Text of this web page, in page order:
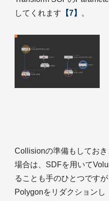
してくれます 【7】 。
Collisionの準備もしてお
場合は、SDFを用いて
ることも手のひとつです
Polygonをリダクションし